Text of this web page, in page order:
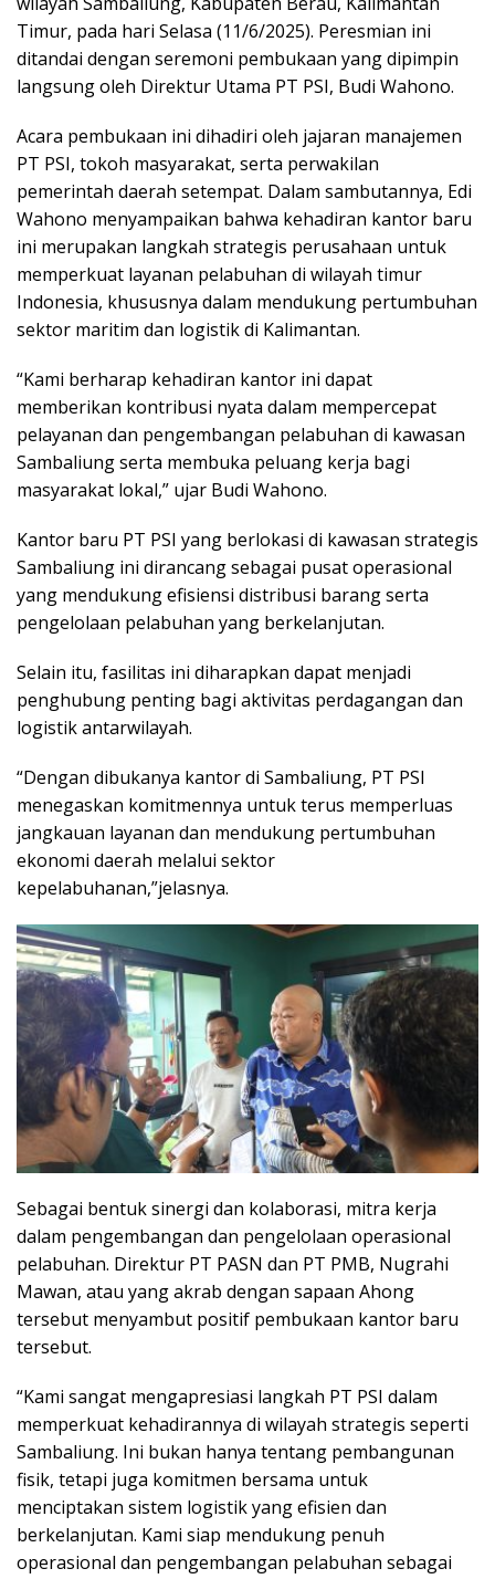
Timur, pada hari Selasa (11/6/2025). Peresmian ini
ditandai dengan seremoni pembukaan yang dipimpin
langsung oleh Direktur Utama PT PSI, Budi Wahono.
Acara pembukaan ini dihadiri oleh jajaran manajemen
PT PSI, tokoh masyarakat, serta perwakilan
pemerintah daerah setempat. Dalam sambutannya, Edi
Wahono menyampaikan bahwa kehadiran kantor baru
ini merupakan langkah strategis perusahaan untuk
memperkuat layanan pelabuhan di wilayah timur
Indonesia, khususnya dalam mendukung pertumbuhan
sektor maritim dan logistik di Kalimantan.
“Kami berharap kehadiran kantor ini dapat
memberikan kontribusi nyata dalam mempercepat
pelayanan dan pengembangan pelabuhan di kawasan
Sambaliung serta membuka peluang kerja bagi
masyarakat lokal,” ujar Budi Wahono.
Kantor baru PT PSI yang berlokasi di kawasan strategis
Sambaliung ini dirancang sebagai pusat operasional
yang mendukung efisiensi distribusi barang serta
pengelolaan pelabuhan yang berkelanjutan.
Selain itu, fasilitas ini diharapkan dapat menjadi
penghubung penting bagi aktivitas perdagangan dan
logistik antarwilayah.
“Dengan dibukanya kantor di Sambaliung, PT PSI
menegaskan komitmennya untuk terus memperluas
jangkauan layanan dan mendukung pertumbuhan
ekonomi daerah melalui sektor
kepelabuhanan,”jelasnya.
Sebagai bentuk sinergi dan kolaborasi, mitra kerja
dalam pengembangan dan pengelolaan operasional
pelabuhan. Direktur PT PASN dan PT PMB, Nugrahi
Mawan, atau yang akrab dengan sapaan Ahong
tersebut menyambut positif pembukaan kantor baru
tersebut.
“Kami sangat mengapresiasi langkah PT PSI dalam
memperkuat kehadirannya di wilayah strategis seperti
Sambaliung. Ini bukan hanya tentang pembangunan
fisik, tetapi juga komitmen bersama untuk
menciptakan sistem logistik yang efisien dan
berkelanjutan. Kami siap mendukung penuh
operasional dan pengembangan pelabuhan sebagai